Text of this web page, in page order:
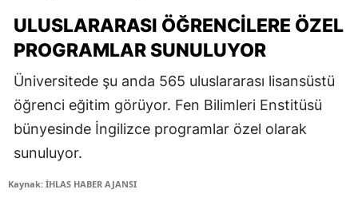
ULUSLARARASI ÖĞRENCILERE ÖZEL
PROGRAMLAR SUNULUYOR
Üniversitede şu anda 565 uluslararası lisansüstü
öğrenci eğitim görüyor. Fen Bilimleri Enstitüsü
bünyesinde İngilizce programlar özel olarak
sunuluyor.
Kaynak: İHLAS HABER AJANSI